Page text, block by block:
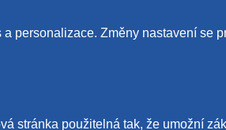
personalizace. Změny nastavení se
stránka použitelná tak, že umožní